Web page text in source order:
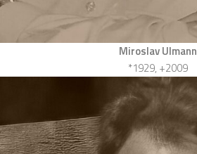
Miroslav Ulmann
*1929, +2009